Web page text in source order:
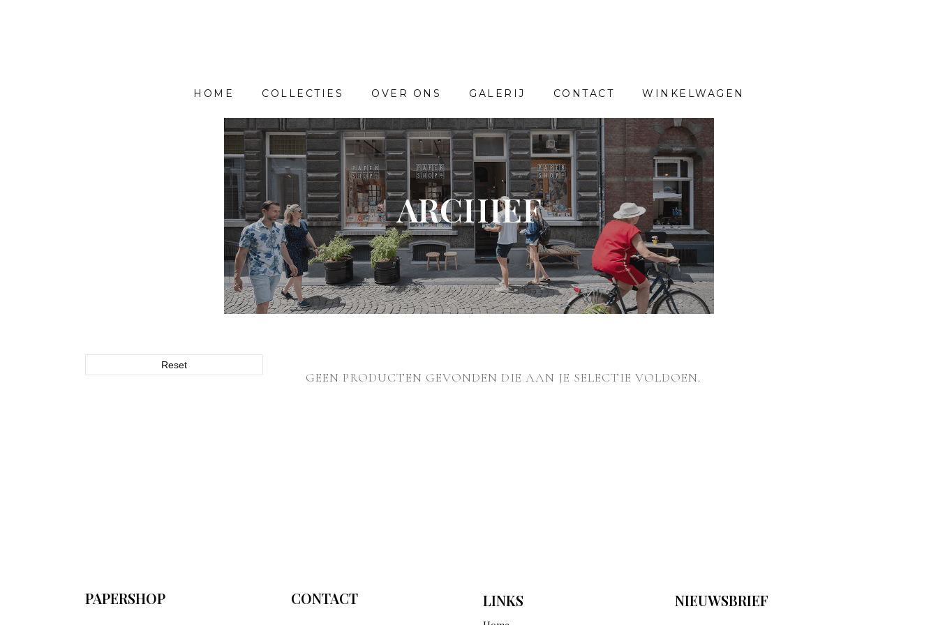
HOME COLLECTIES OVER ONS GALERIJ CONTACT WINKELWAGEN
ARCHIEF
Reset
GEEN PRODUCTEN GEVONDEN DIE AAN JE SELECTIE VOLDOEN.
PAPERSHOP CONTACT LINKS NIEUWSBRIEF